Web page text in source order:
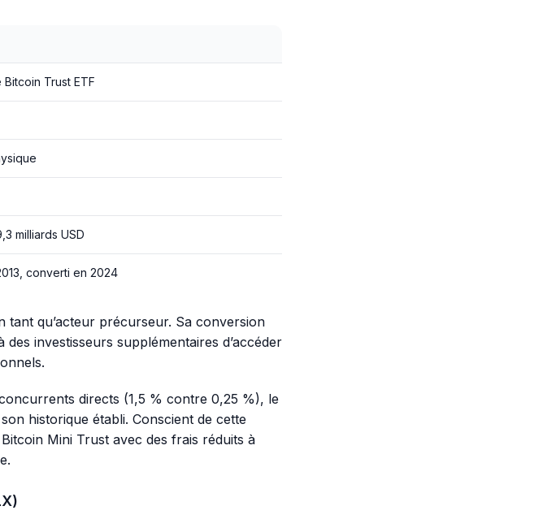
Bitcoin Trust ETF
milliards USD
converti en 2024
tant qu’acteur précurseur. Sa conversion
investisseurs supplémentaires d’accéder
directs (1,5 % contre 0,25 %), le
historique établi. Conscient de cette
Mini Trust avec des frais réduits à